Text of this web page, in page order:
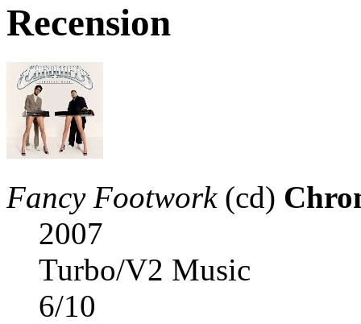
Recension
Fancy Footwork(cd)
2007
Turbo/V2 Music
6/10